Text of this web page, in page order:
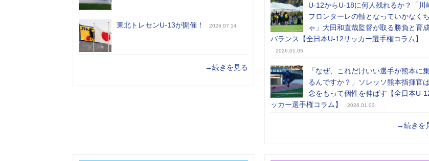
東北トレセンU-13が開催！ 2026.07.14
→続きを見る
U-12からU-18に何人残れるか？「川
フロンターレの軸となっていかなくち
ゃ」大田和直哉監督が取る勝負と育
バランス【全日本U-12サッカー選手権コラム】
2026.01.05
「なぜ、これだけいい選手が熊本に
るんですか？」ソレッソ熊本指揮官
念をもって個性を伸ばす【全日本U-
ッカー選手権コラム】
2026.01.03
→続きを